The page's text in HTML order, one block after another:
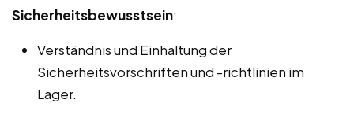
Sicherheitsbewusstsein:
Verständnis und Einhaltung der
Sicherheitsvorschriften und -richtlinien im
Lager.